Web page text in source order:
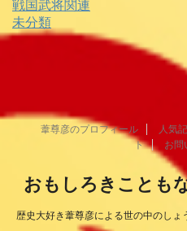
戦国武将関連
未分類
葦尊彦のプロフィール 人気
ト
お問
おもしろきことも
歴史大好き葦尊彦による世の中のしょ